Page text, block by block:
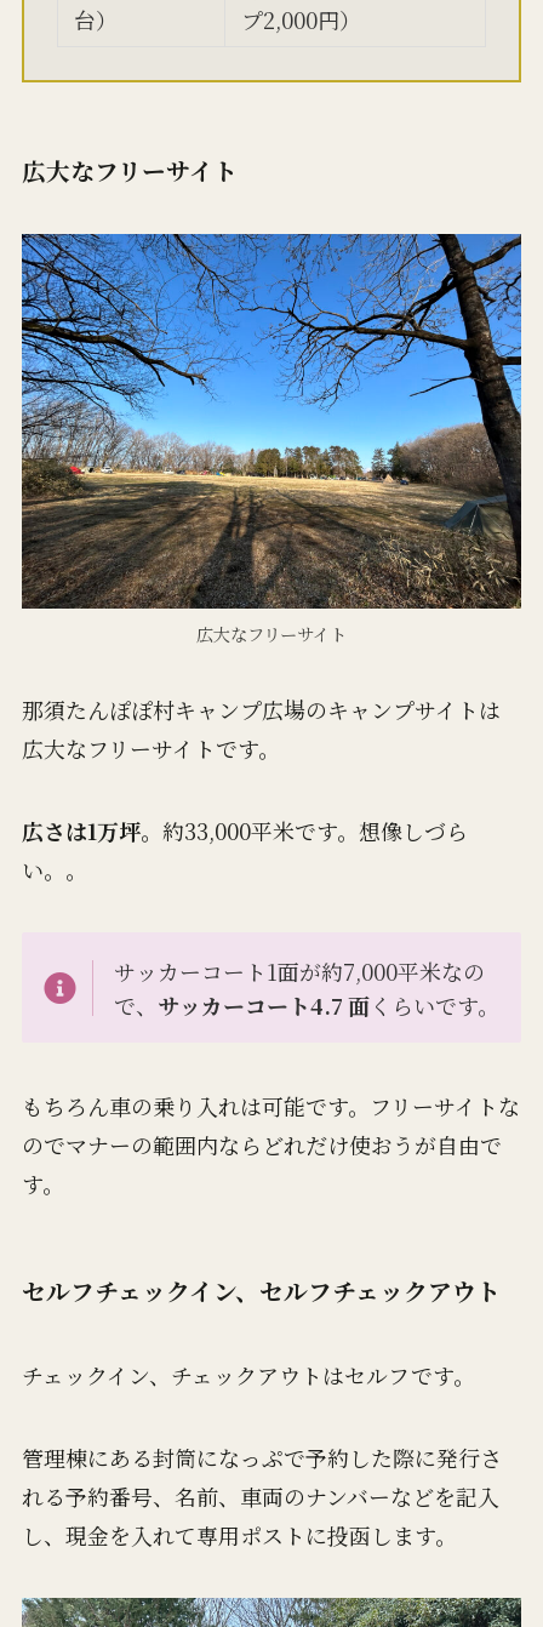
台）
プ2,000円）
広大なフリーサイト
広大なフリーサイト
那須たんぽぽ村キャンプ広場のキャンプサイトは
広大なフリーサイトです。
広さは1万坪。 約33,000平米です。想像しづら
い。。
サッカーコート1面が約7,000平米なの
で、 サッカーコート4.7 面くらいです。
もちろん車の乗り入れは可能です。フリーサイトな
のでマナーの範囲内ならどれだけ使おうが自由で
す。
セルフチェックイン、セルフチェックアウト
チェックイン、チェックアウトはセルフです。
管理棟にある封筒になっぷで予約した際に発行さ
れる予約番号、名前、車両のナンバーなどを記入
し、現金を入れて専用ポストに投函します。